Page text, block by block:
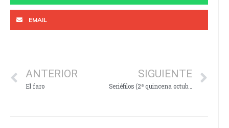
EMAIL
ANTERIOR
El faro
SIGUIENTE
Seriéfilos (2ª quincena octubre)